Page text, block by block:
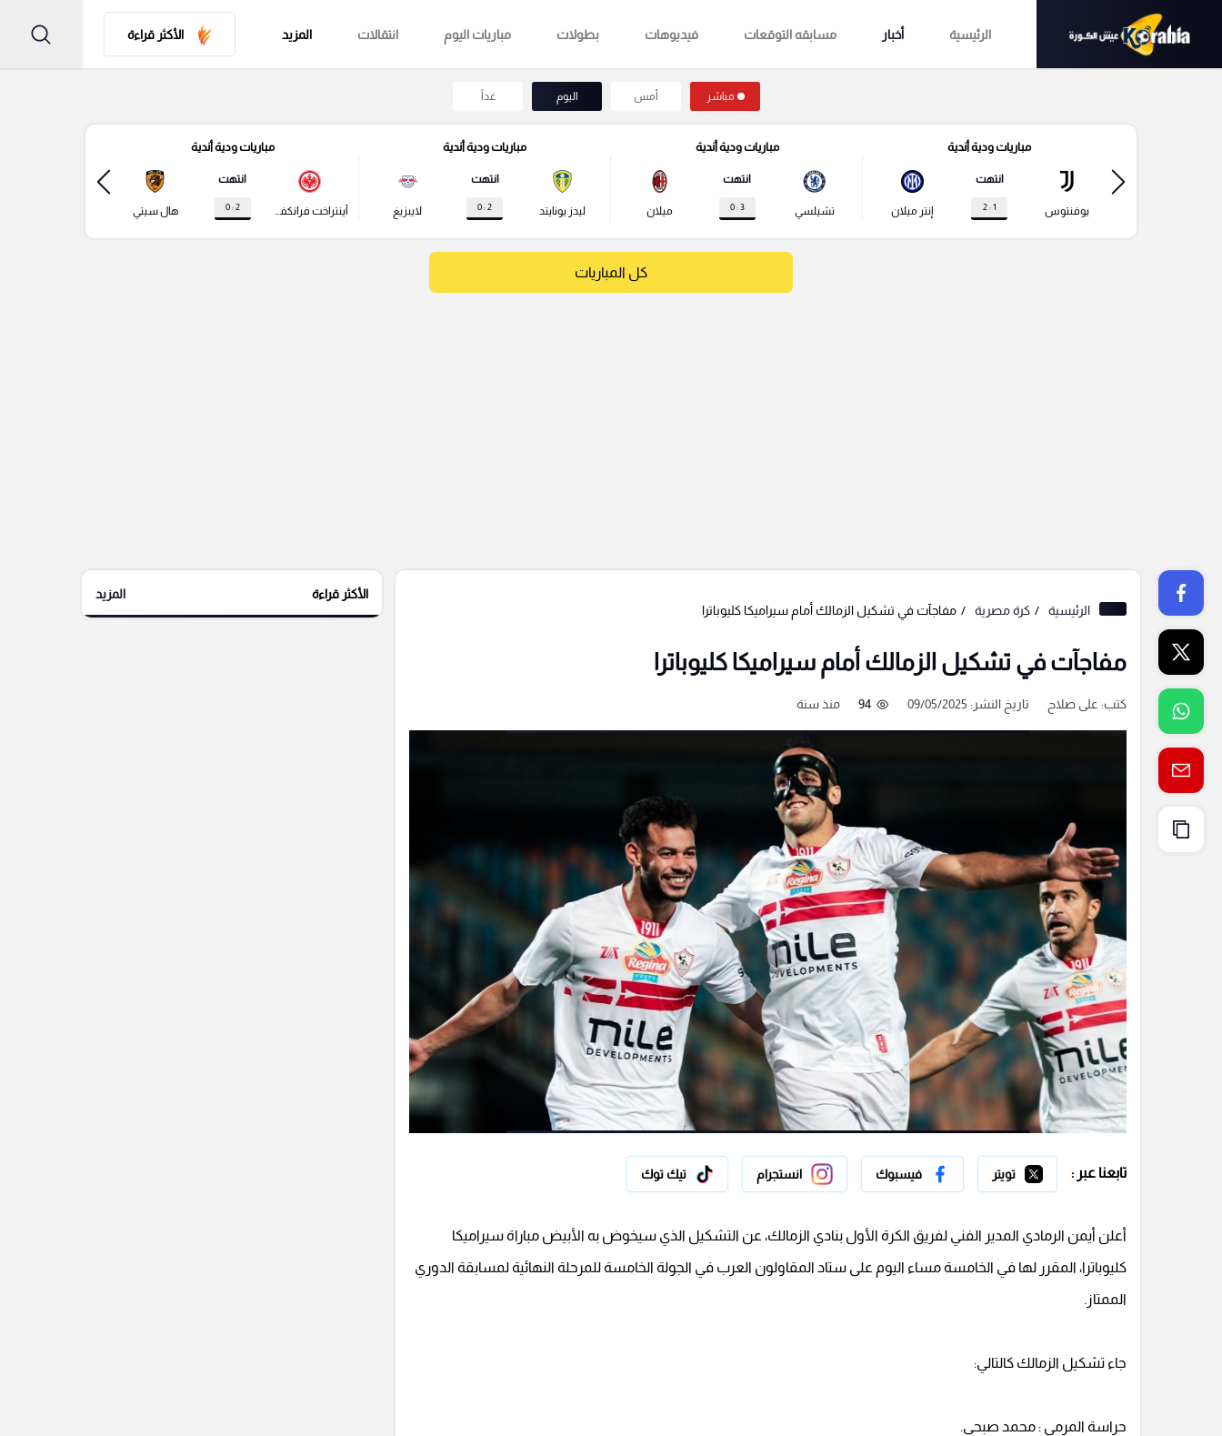
الرئيسية أخبار مسابقه التوقعات فيديوهات بطولات مباريات اليوم انتقالات المزيد الأكثر قراءة
مباشر أمس اليوم غداً
مباريات ودية أندية
يوفنتوس
انتهت
1 : 2 إنتر ميلان
مباريات ودية أندية
تشيلسي
انتهت
3 : 0 ميلان
مباريات ودية أندية
ليدز يونايتد
انتهت
2 : 0 لايبزيغ
مباريات ودية أندية
آينتراخت فرانكفورت
انتهت
2 : 0 هال سيتي
كل المباريات
الرئيسية كرة مصرية مفاجآت في تشكيل الزمالك أمام سيراميكا كليوباترا
مفاجآت في تشكيل الزمالك أمام سيراميكا كليوباترا
كتب: على صلاح تاريخ النشر: 09/05/2025 94 منذ سنة
تابعنا عبر : تويتر فيسبوك انستجرام تيك توك
أعلن أيمن الرمادي المدير الفني لفريق الكرة الأول بنادي الزمالك، عن التشكيل الذي سيخوض به الأبيض مباراة سيراميكا
كليوباترا، المقرر لها في الخامسة مساء اليوم على ستاد المقاولون العرب في الجولة الخامسة للمرحلة النهائية لمسابقة الدوري
الممتاز.
جاء تشكيل الزمالك كالتالي:
حراسة المرمى : محمد صبحي.
الأكثر قراءة المزيد